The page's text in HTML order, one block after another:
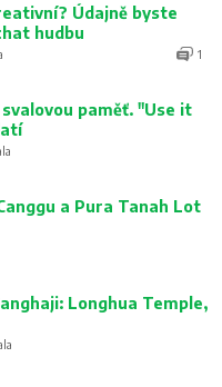
Údajně byste
hudbu
1
paměť. "Use it
a Pura Tanah Lot
Longhua Temple,